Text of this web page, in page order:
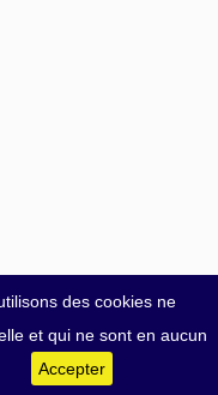
des cookies ne
et qui ne sont en aucun
Accepter